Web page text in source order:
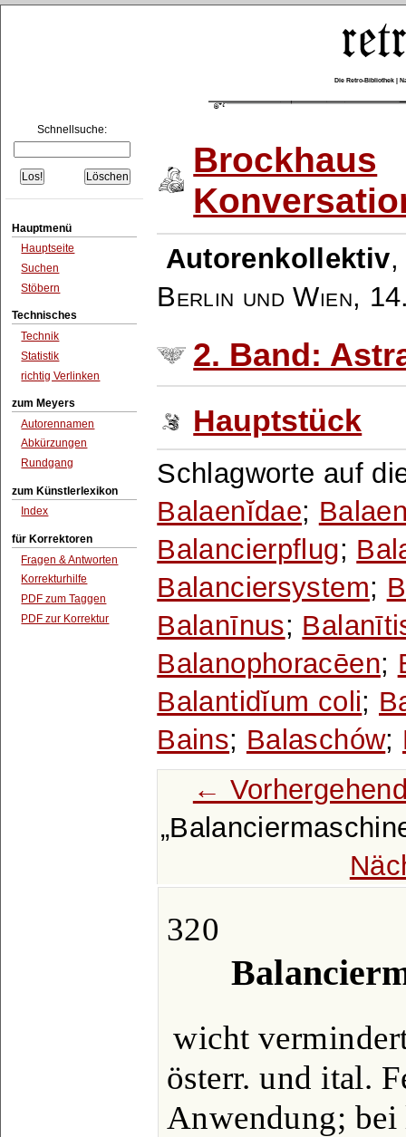
Die Retro-Bibliothek |
Schnellsuche:
Hauptmenü
Hauptseite
Suchen
Stöbern
Technisches
Technik
Statistik
richtig Verlinken
zum Meyers
Autorennamen
Abkürzungen
Rundgang
zum Künstlerlexikon
Index
für Korrektoren
Fragen & Antworten
Korrekturhilfe
PDF zum Taggen
PDF zur Korrektur
Brockhaus
Autorenkollektiv
Berlin und Wien,
2. Band:
Hauptstück
Schlagworte auf
Balaenĭdae;
Balancierpflug;
Balanciersystem;
Balanīnus;
Balanophoracēen;
Balantidĭum coli;
Bains; Balaschów;
←
320
wicht
österr. und ital.
Anwendung;